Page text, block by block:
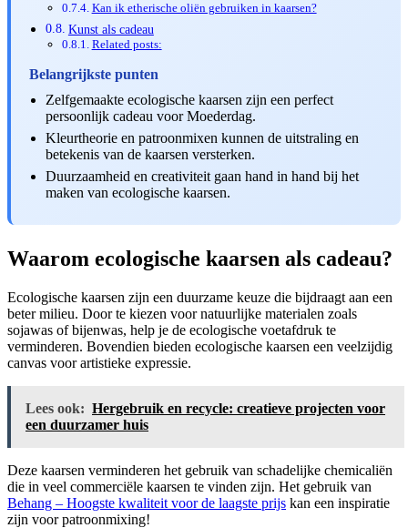
Kan ik etherische oliën gebruiken in kaarsen?
Kunst als cadeau
Related posts:
Belangrijkste punten
Zelfgemaakte ecologische kaarsen zijn een perfect
persoonlijk cadeau voor Moederdag.
Kleurtheorie en patroonmixen kunnen de uitstraling en
betekenis van de kaarsen versterken.
Duurzaamheid en creativiteit gaan hand in hand bij het
maken van ecologische kaarsen.
Waarom ecologische kaarsen als cadeau?
Ecologische kaarsen zijn een duurzame keuze die bijdraagt aan een
beter milieu. Door te kiezen voor natuurlijke materialen zoals
sojawas of bijenwas, help je de ecologische voetafdruk te
verminderen. Bovendien bieden ecologische kaarsen een veelzijdig
canvas voor artistieke expressie.
Lees ook: Hergebruik en recycle: creatieve projecten voor
een duurzamer huis
Deze kaarsen verminderen het gebruik van schadelijke chemicaliën
die in veel commerciële kaarsen te vinden zijn. Het gebruik van
Behang – Hoogste kwaliteit voor de laagste prijs kan een inspiratie
zijn voor patroonmixing!